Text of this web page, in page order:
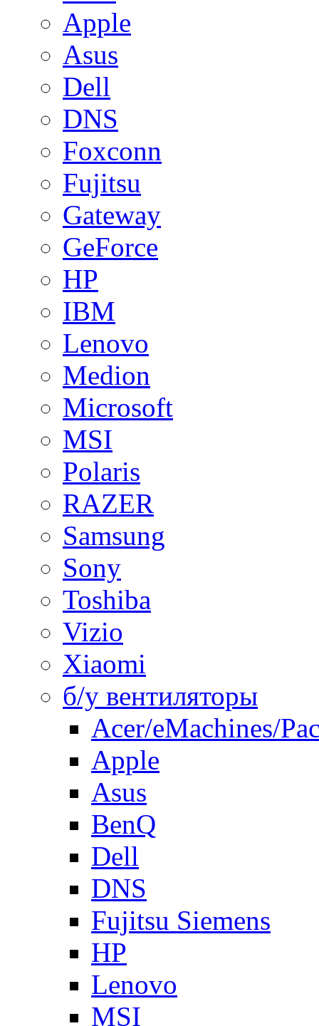
Apple
Asus
Dell
DNS
Foxconn
Fujitsu
Gateway
GeForce
HP
IBM
Lenovo
Medion
Microsoft
MSI
Polaris
RAZER
Samsung
Sony
Toshiba
Vizio
Xiaomi
б/у вентиляторы
Acer/eMachines/
Apple
Asus
BenQ
Dell
DNS
Fujitsu Siemens
HP
Lenovo
MSI